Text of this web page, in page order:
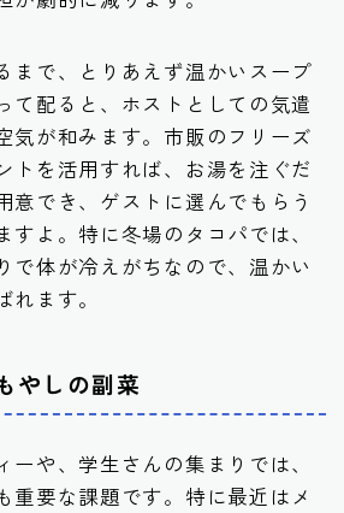
まで、とりあえず温かいスープ
て配ると、ホストとしての気遣
気が和みます。市販のフリーズ
トを活用すれば、お湯を注ぐだ
意でき、ゲストに選んでもらう
すよ。特に冬場のタコパでは、
で体が冷えがちなので、温かい
ます。
やしの副菜
ーや、学生さんの集まりでは、
重要な課題です。特に最近はメ